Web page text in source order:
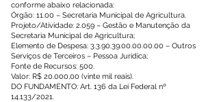
conforme abaixo relacionada:
Órgão: 11.00 – Secretaria Municipal de Agricultura.
Projeto/Atividade: 2.059 – Gestão e Manutenção da
Secretaria Municipal de Agricultura;
Elemento de Despesa: 3.3.90.39.00.00.00.00 – Outros
Serviços de Terceiros – Pessoa Jurídica;
Fonte de Recursos: 500.
Valor: R$ 20.000,00 (vinte mil reais).
DO FUNDAMENTO: Art. 136 da Lei Federal nº
14.133/2021.